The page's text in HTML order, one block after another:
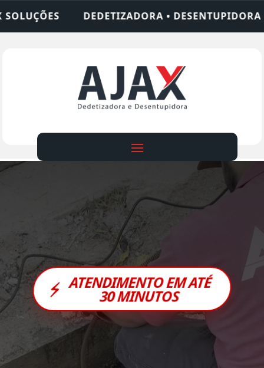
• DESENTUPIDORA • LIMPEZA DE FOSSA
⚡ ATENDIMENTO EM ATÉ
30 MINUTOS